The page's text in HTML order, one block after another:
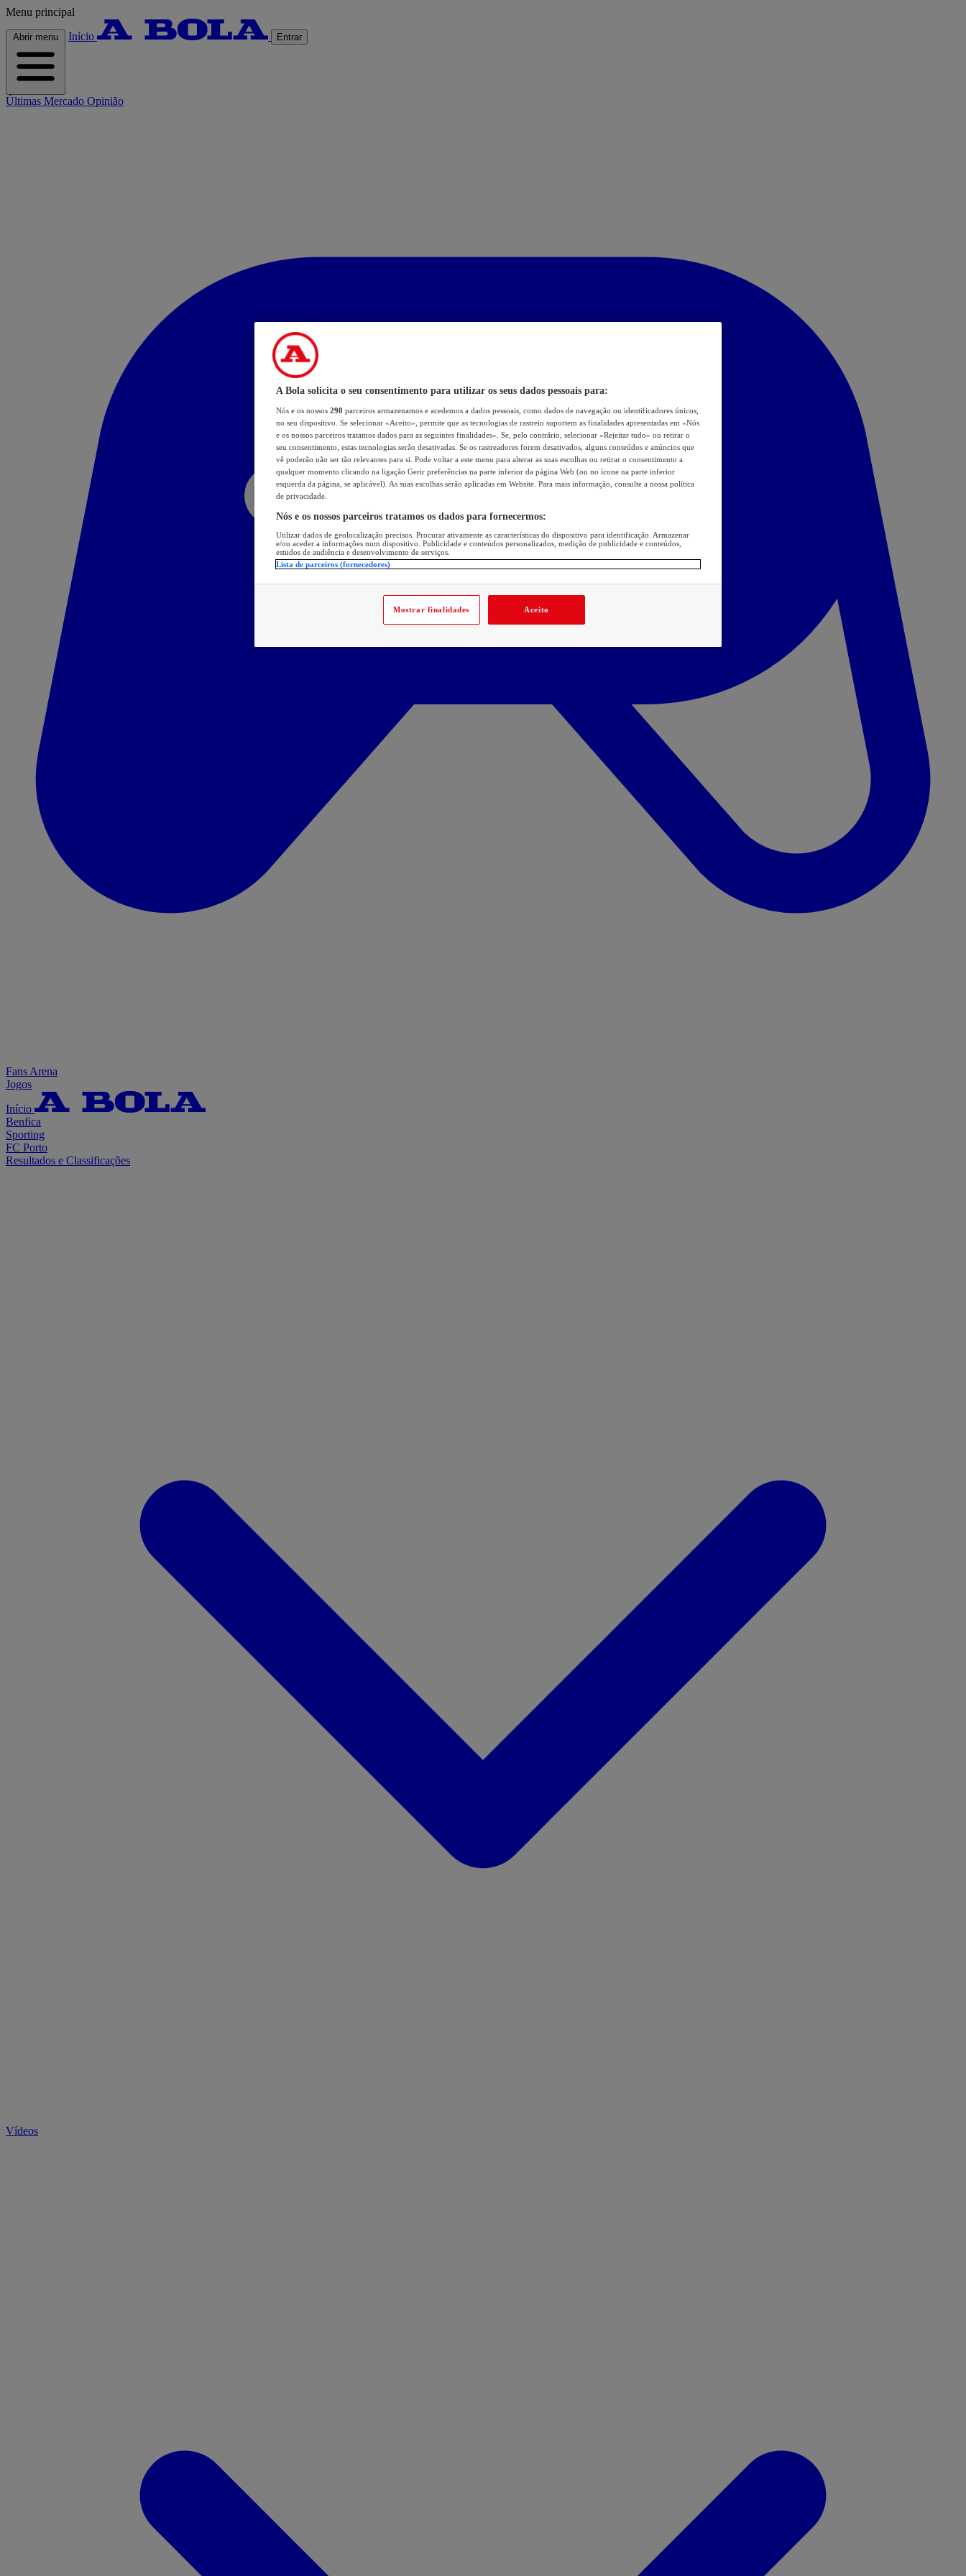
Menu principal
Abrir menu Início Entrar
Últimas Mercado Opinião
Fans Arena
Jogos
Início
Benfica
Sporting
FC Porto
Resultados e Classificações
Vídeos
A Bola solicita o seu consentimento para utilizar os seus dados pessoais para:
Nós e os nossos 298 parceiros armazenamos e acedemos a dados pessoais, como dados de navegação ou identificadores únicos,
no seu dispositivo. Se selecionar «Aceito», permite que as tecnologias de rastreio suportem as finalidades apresentadas em «Nós
e os nossos parceiros tratamos dados para as seguintes finalidades». Se, pelo contrário, selecionar «Rejeitar tudo» ou retirar o
seu consentimento, estas tecnologias serão desativadas. Se os rastreadores forem desativados, alguns conteúdos e anúncios que
vê poderão não ser tão relevantes para si. Pode voltar a este menu para alterar as suas escolhas ou retirar o consentimento a
qualquer momento clicando na ligação Gerir preferências na parte inferior da página Web (ou no ícone na parte inferior
esquerda da página, se aplicável). As suas escolhas serão aplicadas em Website. Para mais informação, consulte a nossa política
de privacidade.
Nós e os nossos parceiros tratamos os dados para fornecermos:
Utilizar dados de geolocalização precisos. Procurar ativamente as características do dispositivo para identificação. Armazenar
e/ou aceder a informações num dispositivo. Publicidade e conteúdos personalizados, medição de publicidade e conteúdos,
estudos de audiência e desenvolvimento de serviços.
Lista de parceiros (fornecedores)
Mostrar finalidades Aceito